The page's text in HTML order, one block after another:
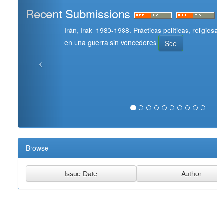
Recent Submissions
Irán, Irak, 1980-1988. Prácticas políticas,
en una guerra sin vencedores
See
Browse